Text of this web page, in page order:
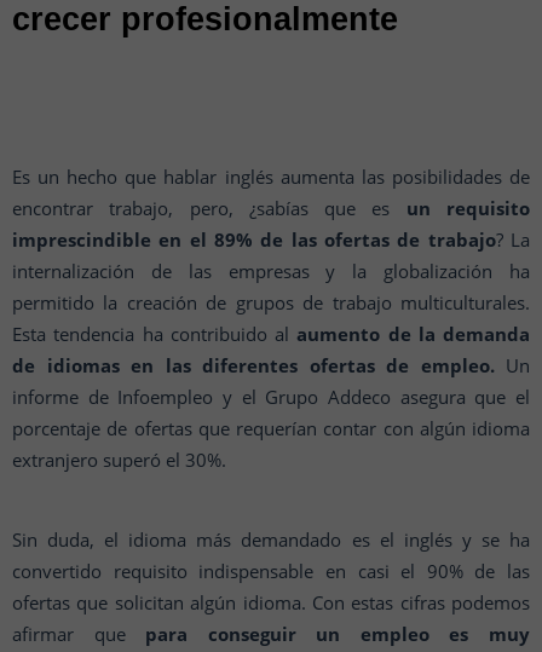
crecer profesionalmente
Es un hecho que hablar inglés aumenta las posibilidades de
encontrar trabajo, pero, ¿sabías que es un requisito
imprescindible en el 89% de las ofertas de trabajo? La
internalización de las empresas y la globalización ha
permitido la creación de grupos de trabajo multiculturales.
Esta tendencia ha contribuido alaumento de la demanda
de idiomas en las diferentes ofertas de empleo.Un
informe de Infoempleo y el Grupo Addeco asegura que el
porcentaje de ofertas que requerían contar con algún idioma
extranjero superó el 30%.
Sin duda, el idioma más demandado es el inglés y se ha
convertido requisito indispensable en casi el 90% de las
ofertas que solicitan algún idioma. Con estas cifras podemos
afirmar que para conseguir un empleo es muy